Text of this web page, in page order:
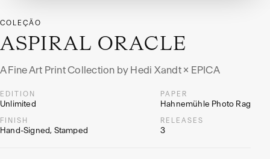
COLEÇÃO
ASPIRAL ORACLE
A Fine Art Print Collection by Hedi Xandt × EPICA
EDITION
Unlimited
PAPER
Hahnemühle Photo Rag
FINISH
Hand-Signed, Stamped
RELEASES
3